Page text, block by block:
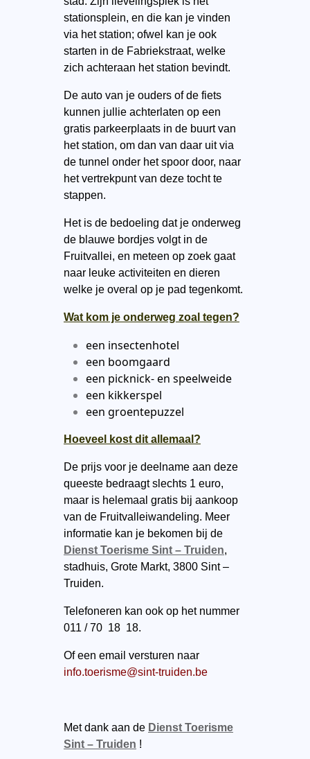
stationsplein, en die kan je vinden
via het station; ofwel kan je ook
starten in de Fabriekstraat, welke
zich achteraan het station bevindt.
De auto van je ouders of de fiets
kunnen jullie achterlaten op een
gratis parkeerplaats in de buurt van
het station, om dan van daar uit via
de tunnel onder het spoor door, naar
het vertrekpunt van deze tocht te
stappen.
Het is de bedoeling dat je onderweg
de blauwe bordjes volgt in de
Fruitvallei, en meteen op zoek gaat
naar leuke activiteiten en dieren
welke je overal op je pad tegenkomt.
Wat kom je onderweg zoal tegen?
een insectenhotel
een boomgaard
een picknick- en speelweide
een kikkerspel
een groentepuzzel
Hoeveel kost dit allemaal?
De prijs voor je deelname aan deze
queeste bedraagt slechts 1 euro,
maar is helemaal gratis bij aankoop
van de Fruitvalleiwandeling. Meer
informatie kan je bekomen bij de
Dienst Toerisme Sint – Truiden,
stadhuis, Grote Markt, 3800 Sint –
Truiden.
Telefoneren kan ook op het nummer
011 / 70 18 18.
Of een email versturen naar
info.toerisme@sint-truiden.be
Met dank aan de Dienst Toerisme
Sint – Truiden !